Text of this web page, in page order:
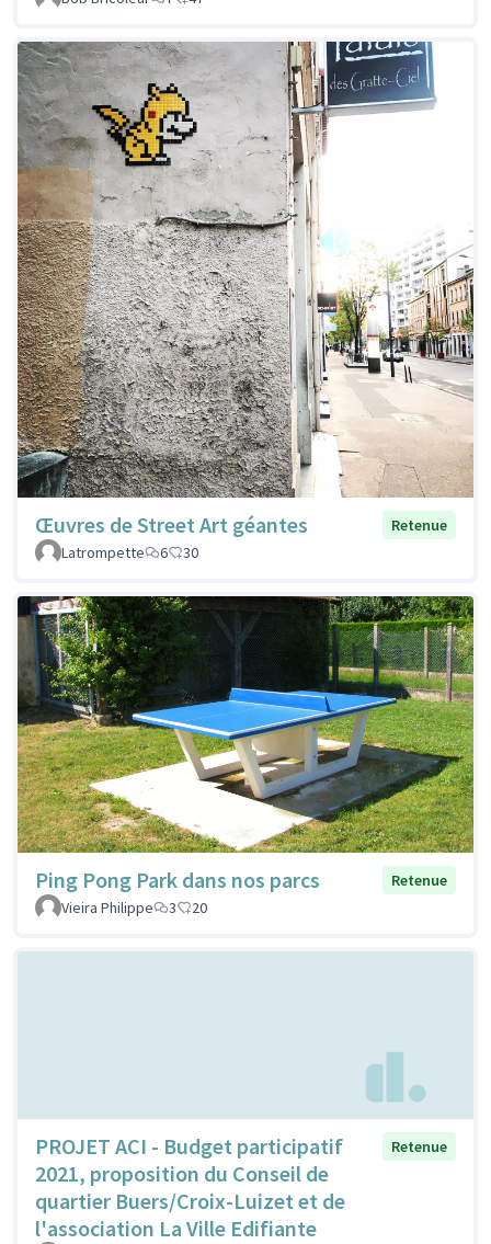
Œuvres de Street Art géantes
Retenue
Latrompette
6 30
Ping Pong Park dans nos parcs
Retenue
Vieira Philippe
3 20
PROJET ACI - Budget participatif
2021, proposition du Conseil de
quartier Buers/Croix-Luizet et de
l'association La Ville Edifiante
Retenue